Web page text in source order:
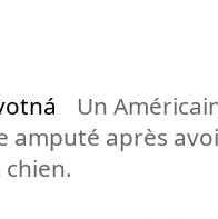
Un
amputé après